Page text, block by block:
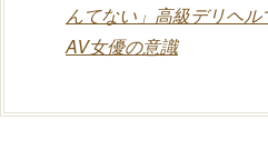
んてない」高級デリヘ
AV女優の意識